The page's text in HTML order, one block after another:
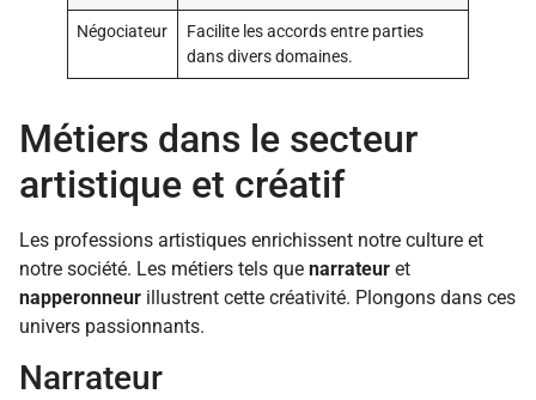
Négociateur
Facilite les accords entre parties
dans divers domaines.
Métiers dans le secteur
artistique et créatif
Les professions artistiques enrichissent notre culture et
notre société. Les métiers tels que narrateur et
napperonneur illustrent cette créativité. Plongons dans ces
univers passionnants.
Narrateur